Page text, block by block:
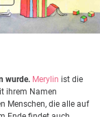
wurde. Merylin ist die
ihrem Namen
Menschen, die alle auf